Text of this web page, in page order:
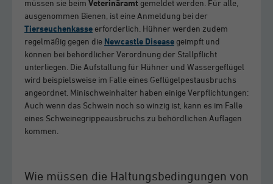
müssen sie beim Veterinäramt gemeldet werden. Für alle,
ausgenommen Bienen, ist eine Anmeldung bei der
Tierseuchenkasse erforderlich. Hühner werden zudem
regelmäßig gegen die Newcastle Disease geimpft und
können bei behördlicher Verordnung der Stallpflicht
unterliegen. Die Aufstallung für Hühner und Wassergeflügel
wird beispielsweise im Falle eines Geflügelpestausbruchs
angeordnet. Minischweinhalter haben einige Verpflichtungen:
Auch wenn das Schwein noch so winzig ist, kann es im Falle
eines Schweinegrippeausbruchs zu behördlichen Auflagen
kommen.
Wie müssen die Haltungsbedingungen von